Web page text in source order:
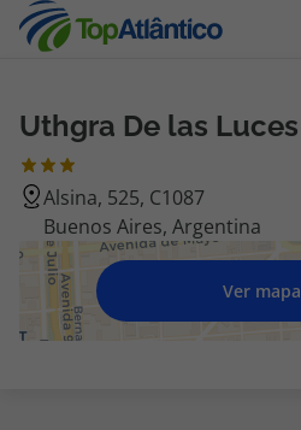
Destinos
Voos
Hotéis
Voos + Hotel
Uthgra De las Luces
Alsina, 525, C1087
Buenos Aires, Argentina
Ver mapa